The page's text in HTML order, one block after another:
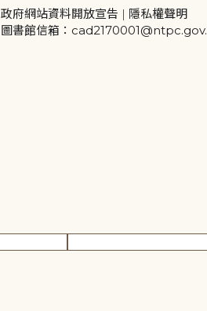
政府網站資料開放宣告 | 隱私權聲明
圖書館信箱：